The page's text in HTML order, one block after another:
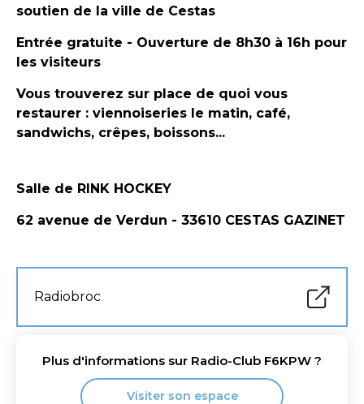
soutien de la ville de Cestas
Entrée gratuite - Ouverture de 8h30 à 16h pour
les visiteurs
Vous trouverez sur place de quoi vous
restaurer : viennoiseries le matin, café,
sandwichs, crêpes, boissons...
Salle de RINK HOCKEY
62 avenue de Verdun - 33610 CESTAS GAZINET
Radiobroc
Plus d'informations sur Radio-Club F6KPW ?
Visiter son espace